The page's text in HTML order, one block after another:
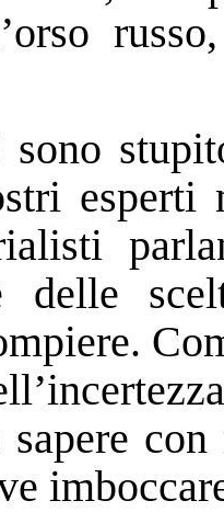
sono
delle
sapere